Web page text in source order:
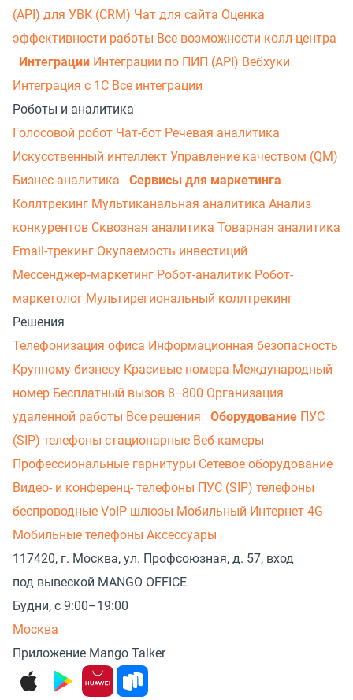
(API) для УВК (CRM) Чат для сайта Оценка
эффективности работы Все возможности колл-центра
Интеграции Интеграции по ПИП (API) Вебхуки
Интеграция с 1С Все интеграции
Роботы и аналитика
Голосовой робот Чат-бот Речевая аналитика
Искусственный интеллект Управление качеством (QM)
Бизнес-аналитика
Сервисы для маркетинга
Коллтрекинг Мультиканальная аналитика Анализ
конкурентов Сквозная аналитика Товарная аналитика
Email-трекинг Окупаемость инвестиций
Мессенджер‑маркетинг Робот-аналитик Робот-
маркетолог Мультирегиональный коллтрекинг
Решения
Телефонизация офиса Информационная безопасность
Крупному бизнесу Красивые номера Международный
номер Бесплатный вызов 8−800 Организация
удаленной работы Все решения Оборудование ПУС
(SIP) телефоны стационарные Веб-камеры
Профессиональные гарнитуры Сетевое оборудование
Видео- и конференц- телефоны ПУС (SIP) телефоны
беспроводные VoIP шлюзы Мобильный Интернет 4G
Мобильные телефоны Аксессуары
117420, г. Москва, ул. Профсоюзная, д. 57, вход
под вывеской MANGO OFFICE
Будни, с 9:00–19:00
Москва
Приложение Mango Talker